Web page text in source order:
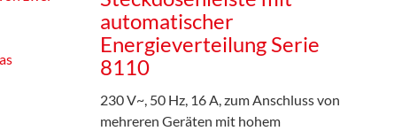
automatischer
Energieverteilung Serie
8110
230 V~, 50 Hz, 16 A, zum Anschluss von
mehreren Geräten mit hohem